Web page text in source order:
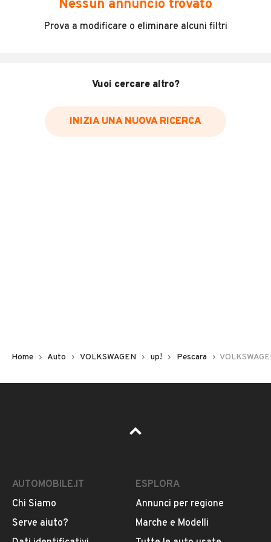
Incidenti in cui è stato coinvolto il veicolo
Data e luogo delle revisioni effettuate
Inserisci il numero di targa per verificare la disponibilità
Pubblicità
Nessun annuncio trovato
Prova a modificare o eliminare alcuni filtri
Vuoi cercare altro?
INIZIA UNA NUOVA RICERCA
Home Auto VOLKSWAGEN up! Pescara
AUTOMOBILE.IT
Chi Siamo
Serve aiuto?
ESPLORA
Annunci per regione
Marche e Modelli